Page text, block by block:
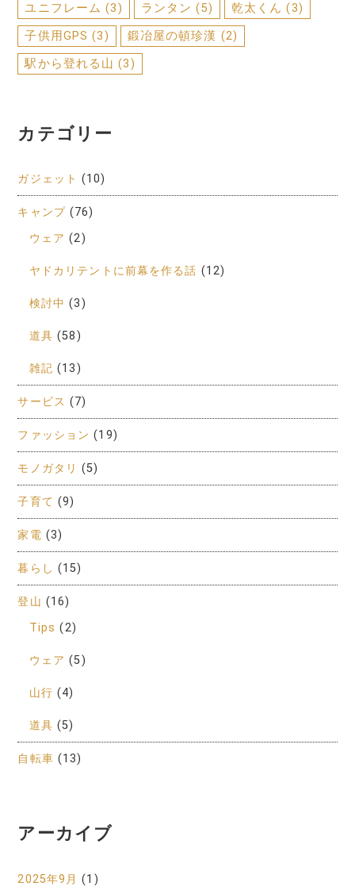
ユニフレーム (3) ランタン (5) 乾太くん (3)
子供用GPS (3) 鍛冶屋の頓珍漢 (2)
駅から登れる山 (3)
カテゴリー
ガジェット (10)
キャンプ (76)
ウェア (2)
ヤドカリテントに前幕を作る話 (12)
検討中 (3)
道具 (58)
雑記 (13)
サービス (7)
ファッション (19)
モノガタリ (5)
子育て (9)
家電 (3)
暮らし (15)
登山 (16)
Tips (2)
ウェア (5)
山行 (4)
道具 (5)
自転車 (13)
アーカイブ
2025年9月 (1)